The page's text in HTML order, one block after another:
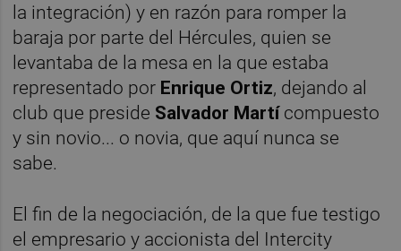
la integración) y en razón para romper la
baraja por parte del Hércules, quien se
levantaba de la mesa en la que estaba
representado por Enrique Ortiz, dejando al
club que preside Salvador Martícompuesto
y sin novio... o novia, que aquí nunca se
sabe.
El fin de la negociación, de la que fue testigo
el empresario y accionista del Intercity